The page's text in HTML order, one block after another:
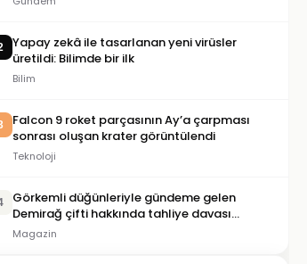
Yapay zekâ ile tasarlanan yeni virüsler
üretildi: Bilimde bir ilk
Bilim
Falcon 9 roket parçasının Ay’a çarpması
sonrası oluşan krater görüntülendi
Teknoloji
Görkemli düğünleriyle gündeme gelen
Demirağ çifti hakkında tahliye davası
iddiası
Magazin